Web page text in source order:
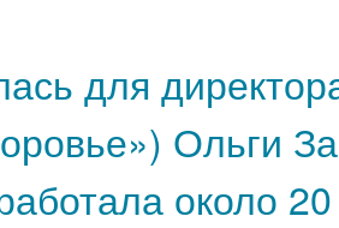
для
Ольги
около